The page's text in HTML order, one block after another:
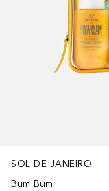
SOL DE JANEIRO
Bum Bum